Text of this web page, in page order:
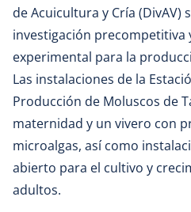
de Acuicultura y Cría (DivAV)
investigación precompetitiva
experimental para la
Las instalaciones de la
Producción de Moluscos de
maternidad y un vivero con
microalgas, así como
abierto para el cultivo y
adultos.